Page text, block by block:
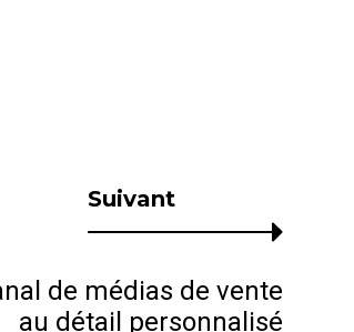
Suivant
de médias de vente
au détail personnalisé